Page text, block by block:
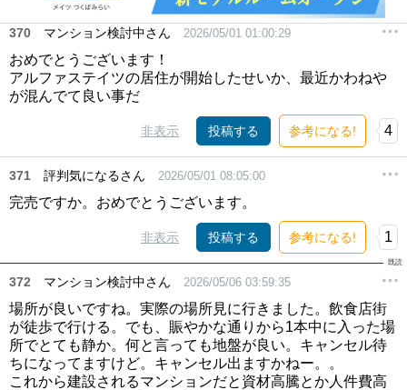
370 マンション検討中さん 2026/05/01 01:00:29
おめでとうございます！
アルファステイツの居住が開始したせいか、最近かわねや
が混んでて良い事だ
非表示 投稿する 参考になる! 4
371 評判気になるさん 2026/05/01 08:05:00
完売ですか。おめでとうございます。
非表示 投稿する 参考になる! 1
372 マンション検討中さん 2026/05/06 03:59:35
場所が良いですね。実際の場所見に行きました。飲食店街
が徒歩で行ける。でも、賑やかな通りから1本中に入った場
所でとても静か。何と言っても地盤が良い。キャンセル待
ちになってますけど。キャンセル出ますかねー。。
これから建設されるマンションだと資材高騰とか人件費高